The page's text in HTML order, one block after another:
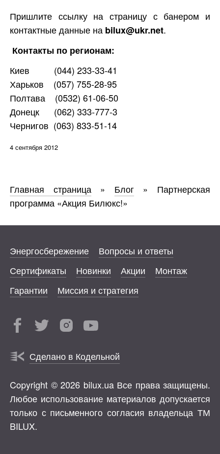
Пришлите ссылку на страницу с банером и
контактные данные на bilux@ukr.net.
Контакты по регионам:
Киев (044) 233-33-41
Харьков (057) 755-28-95
Полтава (0532) 61-06-50
Донецк (062) 333-777-3
Чернигов (063) 833-51-14
4 сентября 2012
Главная страница» Блог » Партнерская
программа «Акция Билюкс!»
Энергосбережение
Вопросы и ответы
Сертификаты
Новинки Акции
Монтаж
Гарантии
Миссия и стратегия
Сделано в Кодельной
Copyright © 2026 bilux.ua Все права защищены.
Любое использование материалов допускается
только с письменного согласия владельца ТМ
BILUX.